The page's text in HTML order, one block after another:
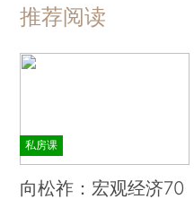
推荐阅读
私房课
向松祚：宏观经济70